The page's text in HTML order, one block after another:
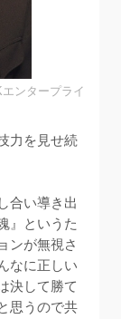
ンタープライ
力を見せ続
合い導き出
』というた
ンが無視さ
なに正しい
決して勝て
思うので共